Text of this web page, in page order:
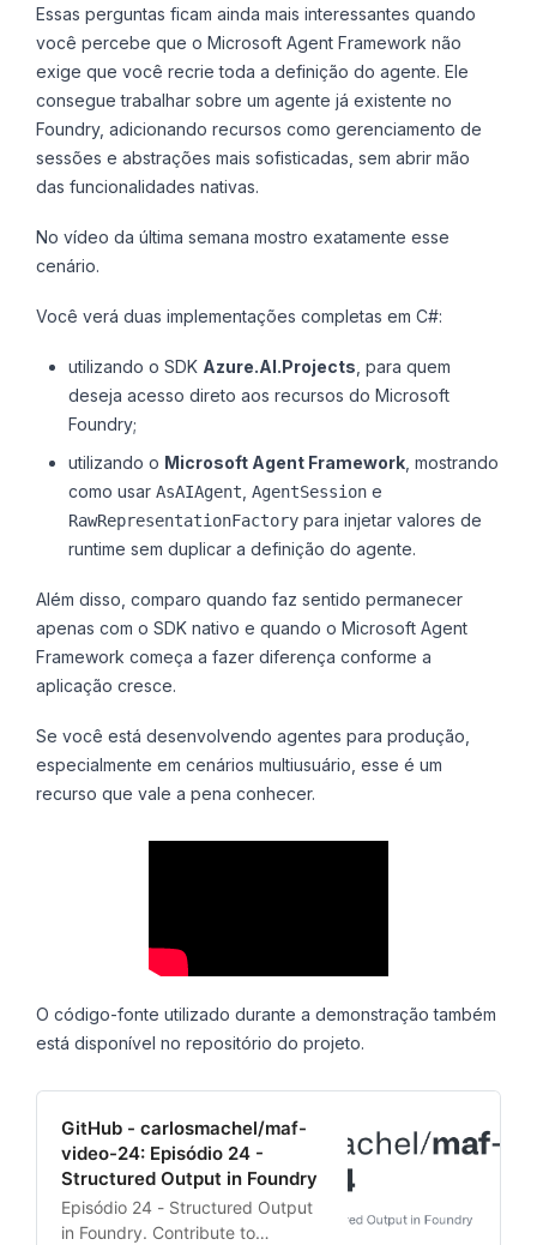
Essas perguntas ficam ainda mais interessantes quando
você percebe que o Microsoft Agent Framework não
exige que você recrie toda a definição do agente. Ele
consegue trabalhar sobre um agente já existente no
Foundry, adicionando recursos como gerenciamento de
sessões e abstrações mais sofisticadas, sem abrir mão
das funcionalidades nativas.
No vídeo da última semana mostro exatamente esse
cenário.
Você verá duas implementações completas em C#:
utilizando o SDK Azure.AI.Projects , para quem
deseja acesso direto aos recursos do Microsoft
Foundry;
utilizando o Microsoft Agent Framework, mostrando
como usar AsAIAgent AgentSessione
RawRepresentationFactorypara injetar valores de
runtime sem duplicar a definição do agente.
Além disso, comparo quando faz sentido permanecer
apenas com o SDK nativo e quando o Microsoft Agent
Framework começa a fazer diferença conforme a
aplicação cresce.
Se você está desenvolvendo agentes para produção,
especialmente em cenários multiusuário, esse é um
recurso que vale a pena conhecer.
O código-fonte utilizado durante a demonstração também
está disponível no repositório do projeto.
GitHub - carlosmachel/maf-
video-24: Episódio 24 -
Structured Output in Foundry
Episódio 24 - Structured Output
in Foundry. Contribute to